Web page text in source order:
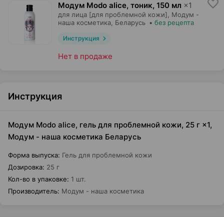
Модум Modo alice, тоник, 150 мл ×1
для лица [для проблемной кожи],
Модум -
наша косметика , Беларусь • без рецепта
Инструкция
Нет в продаже
Инструкция
Модум Modo alice, гель для проблемной кожи, 25 г ×1,
Модум - наша косметика Беларусь
Форма выпуска: Гель для проблемной кожи
Дозировка: 25 г
Кол-во в упаковке: 1 шт.
Производитель: Модум - наша косметика